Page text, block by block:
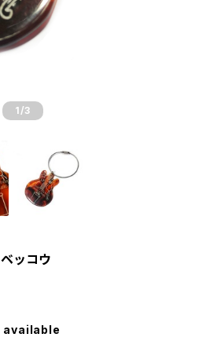
1 /3
ッコウ